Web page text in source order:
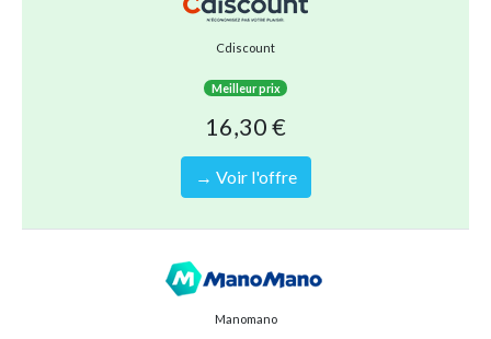
longueur. Le poids du kit est de 0,65 kg.
Cdiscount
Meilleur prix
16,30 €
→ Voir l'offre
Manomano